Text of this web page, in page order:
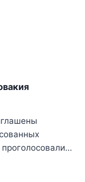
проголосовали…